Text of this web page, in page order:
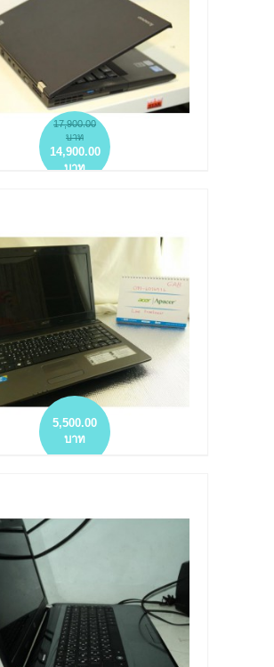
17,900.00
บาท
14,900.00
บาท
add to compare
5,500.00
บาท